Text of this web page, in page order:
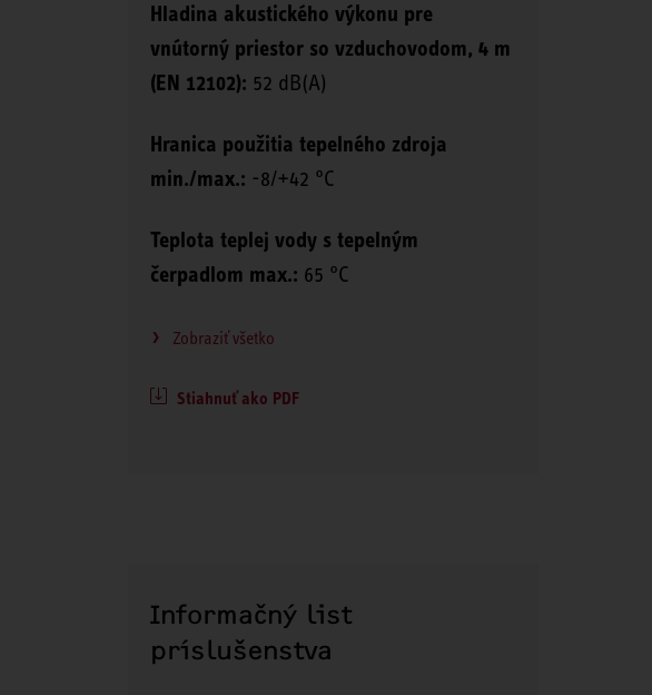
Hladina akustického výkonu pre
vnútorný priestor so vzduchovodom, 4 m
(EN 12102): 52 dB(A)
Hranica použitia tepelného zdroja
min./max.: -8/+42 °C
Teplota teplej vody s tepelným
čerpadlom max.: 65 °C
Zobraziť všetko
Stiahnuť ako PDF
Informačný list
príslušenstva